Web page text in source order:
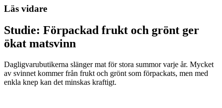
Läs vidare
Studie: Förpackad frukt och grönt ger
ökat matsvinn
Dagligvarubutikerna slänger mat för stora summor varje år. Mycket
av svinnet kommer från frukt och grönt som förpackats, men med
enkla knep kan det minskas kraftigt.